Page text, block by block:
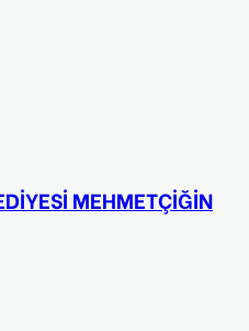
MEHMETÇİĞİN